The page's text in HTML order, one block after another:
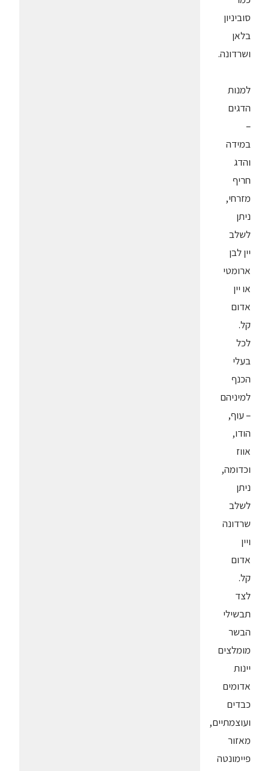
סוביניון
בלאן
ושרדונה.
למנות
הדגים
–
במידה
והדג
חריף
מזרחי,
ניתן
לשלב
יין לבן
ארומטי
או יין
אדום
קל.
לכל
בעלי
הכנף
למיניהם
– עוף,
הודו,
אווז
וכדומה,
ניתן
לשלב
שרדונה
ויין
אדום
קל.
לצד
תבשילי
הבשר
מומלצים
יינות
אדומים
כבדים
ועוצמתיים,
מאזור
פיימונטה